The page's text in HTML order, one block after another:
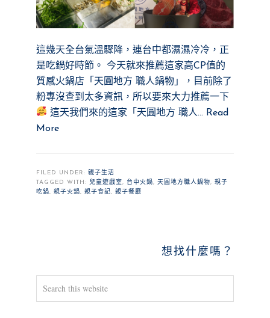
這幾天全台氣溫驟降，連台中都濕濕冷冷，正
是吃鍋好時節。 今天就來推薦這家高CP值的
質感火鍋店「天圓地方 職人鍋物」，目前除了
粉專沒查到太多資訊，所以要來大力推薦一下
這天我們來的這家「天圓地方 職人… Read
More
FILED UNDER: 親子生活
TAGGED WITH: 兒童遊戲室, 台中火鍋, 天圓地方職人鍋物, 親子
吃鍋, 親子火鍋, 親子食記, 親子餐廳
想找什麼嗎？
this